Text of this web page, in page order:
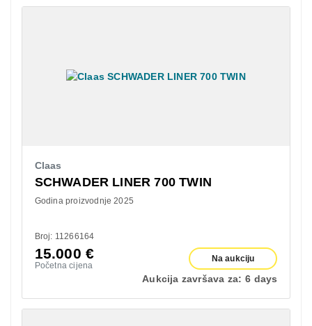
Claas
SCHWADER LINER 700 TWIN
Godina proizvodnje 2025
Broj: 11266164
15.000 €
Početna cijena
Na aukciju
Aukcija završava za: 6 days